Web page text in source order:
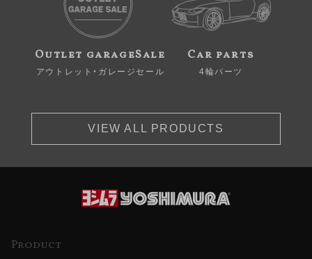
Outlet garageSale
アウトレット・ガレージセール
Car parts
4輪パーツ
VIEW ALL PRODUCTS
Product